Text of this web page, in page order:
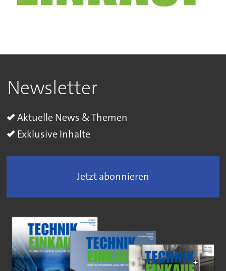
Newsletter
Aktuelle News & Themen
Exklusive Inhalte
Jetzt abonnieren